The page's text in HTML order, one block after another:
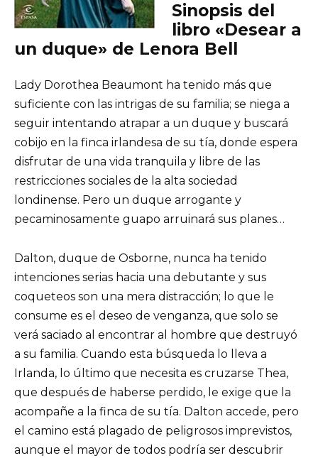
Sinopsis del
libro «Desear a
un duque» de Lenora Bell
Lady Dorothea Beaumont ha tenido más que
suficiente con las intrigas de su familia; se niega a
seguir intentando atrapar a un duque y buscará
cobijo en la finca irlandesa de su tía, donde espera
disfrutar de una vida tranquila y libre de las
restricciones sociales de la alta sociedad
londinense. Pero un duque arrogante y
pecaminosamente guapo arruinará sus planes…
Dalton, duque de Osborne, nunca ha tenido
intenciones serias hacia una debutante y sus
coqueteos son una mera distracción; lo que le
consume es el deseo de venganza, que solo se
verá saciado al encontrar al hombre que destruyó
a su familia. Cuando esta búsqueda lo lleva a
Irlanda, lo último que necesita es cruzarse Thea,
que después de haberse perdido, le exige que la
acompañe a la finca de su tía. Dalton accede, pero
el camino está plagado de peligrosos imprevistos,
aunque el mayor de todos podría ser descubrir